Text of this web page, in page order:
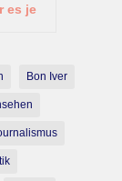
es je
Bon Iver